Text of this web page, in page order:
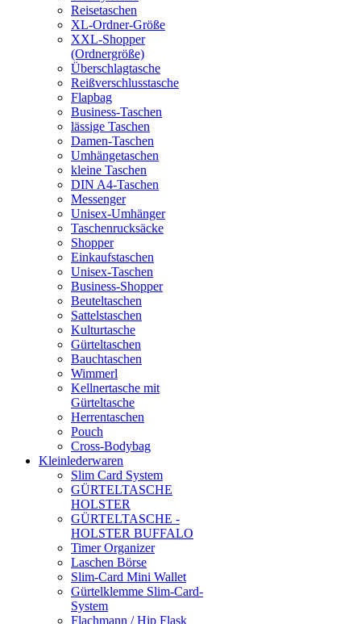
Reisetaschen
XL-Ordner-Größe
XXL-Shopper
(Ordnergröße)
Überschlagtasche
Reißverschlusstasche
Flapbag
Business-Taschen
lässige Taschen
Damen-Taschen
Umhängetaschen
kleine Taschen
DIN A4-Taschen
Messenger
Unisex-Umhänger
Taschenrucksäcke
Shopper
Einkaufstaschen
Unisex-Taschen
Business-Shopper
Beuteltaschen
Sattelstaschen
Kulturtasche
Gürteltaschen
Bauchtaschen
Wimmerl
Kellnertasche mit
Gürteltasche
Herrentaschen
Pouch
Cross-Bodybag
Kleinlederwaren
Slim Card System
GÜRTELTASCHE
HOLSTER
GÜRTELTASCHE -
HOLSTER BUFFALO
Timer Organizer
Laschen Börse
Slim-Card Mini Wallet
Gürtelklemme Slim-Card-
System
Flachmann / Hip Flask